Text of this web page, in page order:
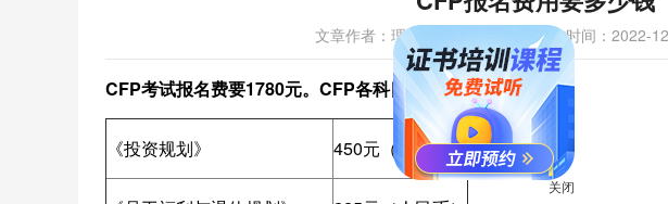
文章作者：理财教育网 发布时间：2022-
CFP考试报名费要1780元。 CFP各科目报名费用如下：
《投资规划》 450元（人民币）